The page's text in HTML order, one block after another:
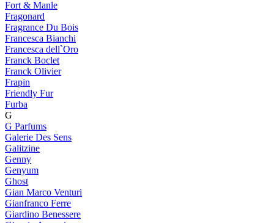
Fort & Manle
Fragonard
Fragrance Du Bois
Francesca Bianchi
Francesca dell`Oro
Franck Boclet
Franck Olivier
Frapin
Friendly Fur
Furba
G
G Parfums
Galerie Des Sens
Galitzine
Genny
Genyum
Ghost
Gian Marco Venturi
Gianfranco Ferre
Giardino Benessere